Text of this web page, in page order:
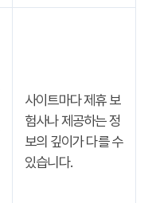
사이트마다 제휴 보
험사나 제공하는 정
보의 깊이가 다를 수
있습니다.